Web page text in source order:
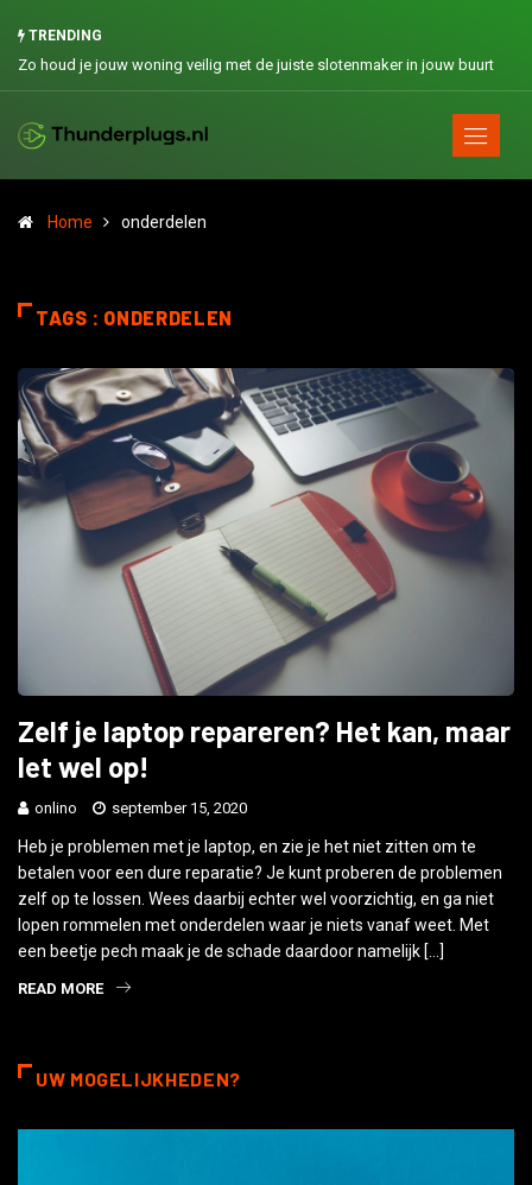
TRENDING
Zo houd je jouw woning veilig met de juiste slotenmaker in jouw buurt
Home onderdelen
TAGS : ONDERDELEN
Zelf je laptop repareren? Het kan, maar
let wel op!
onlino september 15, 2020
Heb je problemen met je laptop, en zie je het niet zitten om te
betalen voor een dure reparatie? Je kunt proberen de problemen
zelf op te lossen. Wees daarbij echter wel voorzichtig, en ga niet
lopen rommelen met onderdelen waar je niets vanaf weet. Met
een beetje pech maak je de schade daardoor namelijk […]
READ MORE
UW MOGELIJKHEDEN?